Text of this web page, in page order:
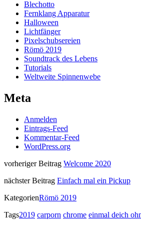
Blechotto
Fernklang Apparatur
Halloween
Lichtfänger
Pixelschubsereien
Römö 2019
Soundtrack des Lebens
Tutorials
Weltweite Spinnenwebe
Meta
Anmelden
Eintrags-Feed
Kommentar-Feed
WordPress.org
vorheriger Beitrag Welcome 2020
nächster Beitrag Einfach mal ein Pickup
KategorienRömö 2019
Tags2019 carporn chrome einmal deich